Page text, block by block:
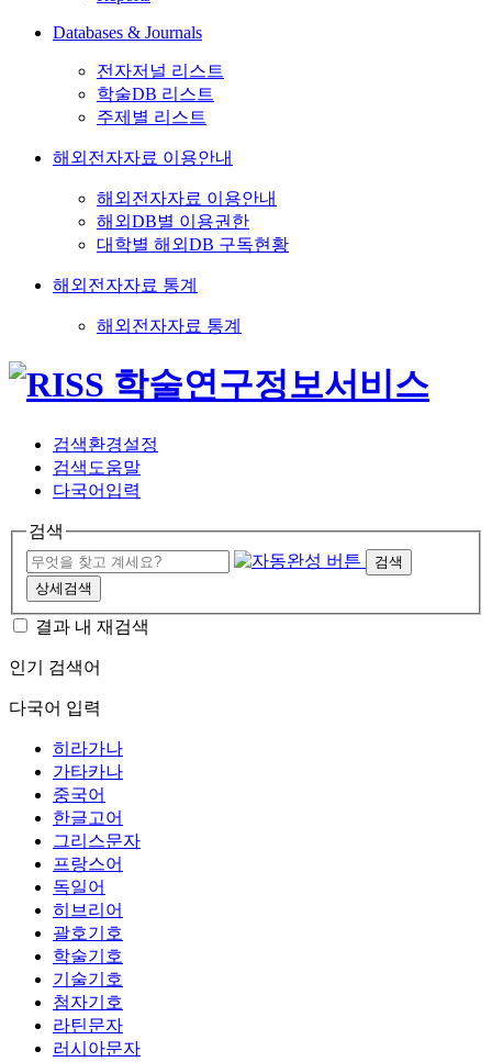
Databases & Journals
전자저널 리스트
학술DB 리스트
주제별 리스트
해외전자자료 이용안내
해외전자자료 이용안내
해외DB별 이용권한
대학별 해외DB 구독현황
해외전자자료 통계
해외전자자료 통계
검색환경설정
검색도움말
다국어입력
검색
검색
상세검색
결과 내 재검색
인기 검색어
다국어 입력
히라가나
가타카나
중국어
한글고어
그리스문자
프랑스어
독일어
히브리어
괄호기호
학술기호
기술기호
첨자기호
라틴문자
러시아문자